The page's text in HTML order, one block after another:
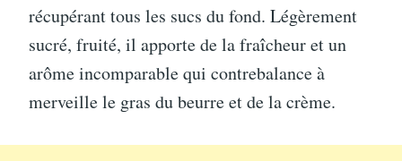
récupérant tous les sucs du fond. Légèrement
sucré, fruité, il apporte de la fraîcheur et un
arôme incomparable qui contrebalance à
merveille le gras du beurre et de la crème.